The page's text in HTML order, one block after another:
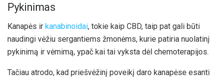
Pykinimas
Kanapės ir kanabinoidai, tokie kaip CBD, taip pat gali būti
naudingi vėžiu sergantiems žmonėms, kurie patiria nuolatinį
pykinimą ir vėmimą, ypač kai tai vyksta dėl chemoterapijos.
Tačiau atrodo, kad priešvėžinį poveikį daro kanapėse esanti